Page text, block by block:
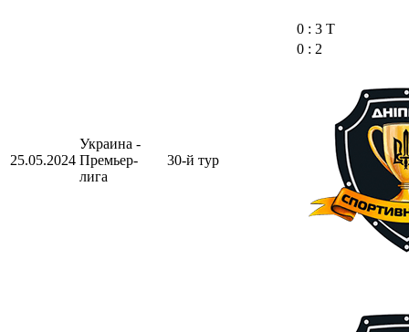
0 : 3 Т
25.05.2024
Украина -
Премьер-
лига
30-й тур
0 : 2